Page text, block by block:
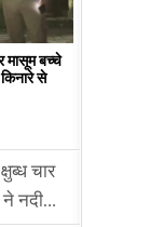
मासूम बच्चे
से
चार
ने नदी…